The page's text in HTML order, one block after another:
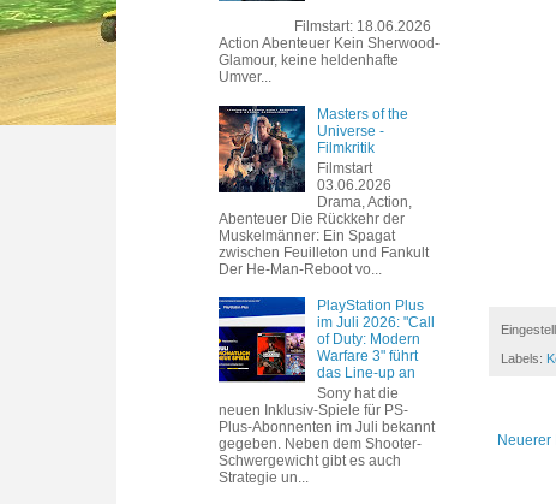
Labels:
Neuerer
Filmstart: 18.06.2026
Action Abenteuer Kein Sherwood-
Glamour, keine heldenhafte
Umver...
Masters of the
Universe -
Filmkritik
Filmstart
03.06.2026
Drama, Action,
Abenteuer Die Rückkehr der
Muskelmänner: Ein Spagat
zwischen Feuilleton und Fankult
Der He-Man-Reboot vo...
PlayStation Plus
im Juli 2026: "Call
of Duty: Modern
Warfare 3" führt
das Line-up an
Sony hat die
neuen Inklusiv-Spiele für PS-
Plus-Abonnenten im Juli bekannt
gegeben. Neben dem Shooter-
Schwergewicht gibt es auch
Strategie un...